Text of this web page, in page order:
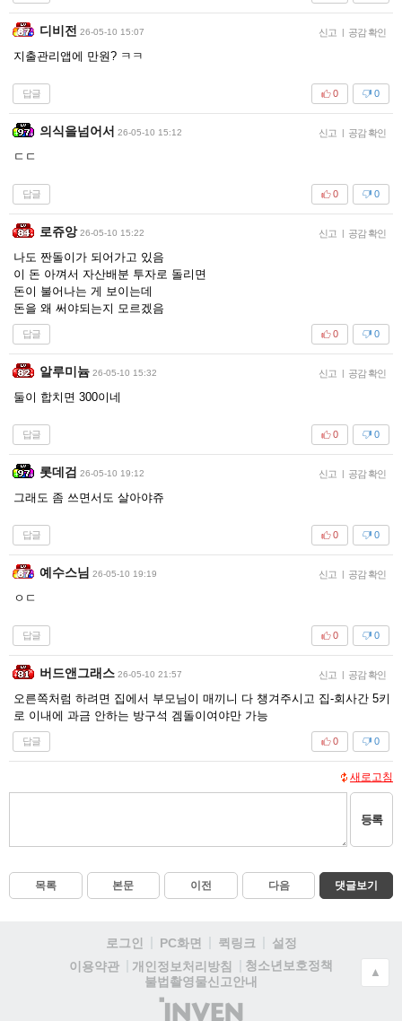
디비전 26-05-10 15:07 신고 | 공감 확인
지출관리앱에 만원? ㅋㅋ
답글 0
0
의식을넘어서 26-05-10 15:12 신고 | 공감 확인
ㄷㄷ
답글 0
0
로쥬앙 26-05-10 15:22 신고 | 공감 확인
나도 짠돌이가 되어가고 있음
이 돈 아껴서 자산배분 투자로 돌리면
돈이 불어나는 게 보이는데
돈을 왜 써야되는지 모르겠음
답글 0
0
알루미늄 26-05-10 15:32 신고 | 공감 확인
둘이 합치면 300이네
답글 0
0
롯데검 26-05-10 19:12 신고 | 공감 확인
그래도 좀 쓰면서도 살아야쥬
답글 0
0
예수스님 26-05-10 19:19 신고 | 공감 확인
ㅇㄷ
답글 0
0
버드앤그래스 26-05-10 21:57 신고 | 공감 확인
오른쪽처럼 하려면 집에서 부모님이 매끼니 다 챙겨주시고 집-회사간 5키
로 이내에 과금 안하는 방구석 겜돌이여야만 가능
답글 0
0
새로고침
등록
목록 본문 이전 다음 댓글보기
로그인 PC화면 퀵링크
설정
이용약관
개인정보처리방침
청소년보호정책
불법촬영물신고안내
(주)
▲